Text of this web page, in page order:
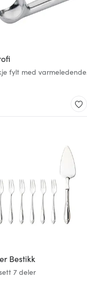
fylt med varmeledende
Bestikk
7 deler